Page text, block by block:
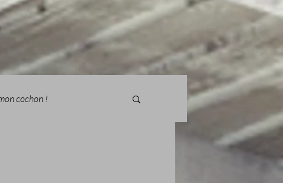
cochon !